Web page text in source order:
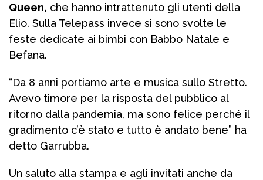
Queen, che hanno intrattenuto gli utenti della
Elio. Sulla Telepass invece si sono svolte le
feste dedicate ai bimbi con Babbo Natale e
Befana.
“Da 8 anni portiamo arte e musica sullo Stretto.
Avevo timore per la risposta del pubblico al
ritorno dalla pandemia, ma sono felice perché il
gradimento c’è stato e tutto è andato bene” ha
detto Garrubba.
Un saluto alla stampa e agli invitati anche da